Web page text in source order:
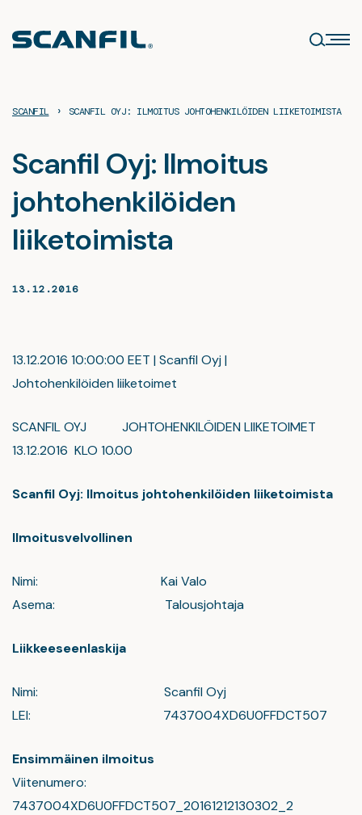
sisältöön
SCANFIL › SCANFIL OYJ: ILMOITUS JOHTOHENKILÖIDEN LIIKETOIMISTA
Scanfil Oyj: Ilmoitus
johtohenkilöiden
liiketoimista
13.12.2016
13.12.2016 10:00:00 EET | Scanfil Oyj |
Johtohenkilöiden liiketoimet
SCANFIL OYJ JOHTOHENKILÖIDEN LIIKETOIMET
13.12.2016 KLO 10.00
Scanfil Oyj: Ilmoitus johtohenkilöiden liiketoimista
Ilmoitusvelvollinen
Nimi: Kai Valo
Asema: Talousjohtaja
Liikkeeseenlaskija
Nimi: Scanfil Oyj
LEI: 7437004XD6U0FFDCT507
Ensimmäinen ilmoitus
Viitenumero:
7437004XD6U0FFDCT507_20161212130302_2